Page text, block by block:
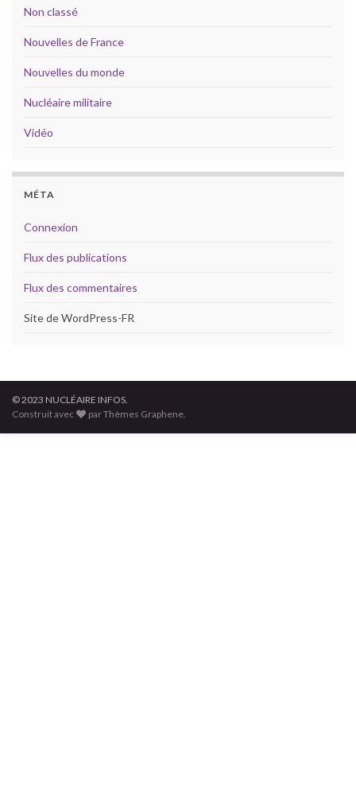
Non classé
Nouvelles de France
Nouvelles du monde
Nucléaire militaire
Vidéo
MÉTA
Connexion
Flux des publications
Flux des commentaires
Site de WordPress-FR
© 2023 NUCLÉAIRE INFOS.
Construit avec
par Thèmes Graphene.